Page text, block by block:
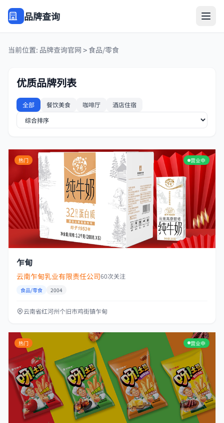
品牌查询
当前位置: 品牌查询官网 >食品/零食
优质品牌列表
全部 餐饮美食 咖啡厅 酒店住宿
热门 营业中
乍甸
云南乍甸乳业有限责任公司60次关注
食品/零食 2004
云南省红河州个旧市鸡街镇乍甸
热门 营业中